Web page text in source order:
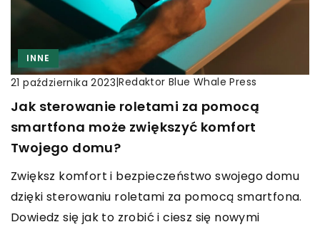
INNE
21 października 2023|Redaktor Blue Whale Press
Jak sterowanie roletami za pomocą
smartfona może zwiększyć komfort
Twojego domu?
Zwiększ komfort i bezpieczeństwo swojego domu
dzięki sterowaniu roletami za pomocą smartfona.
Dowiedz się jak to zrobić i ciesz się nowymi